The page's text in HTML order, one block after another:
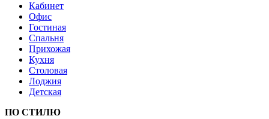
Кабинет
Офис
Гостиная
Спальня
Прихожая
Кухня
Столовая
Лоджия
Детская
ПО СТИЛЮ